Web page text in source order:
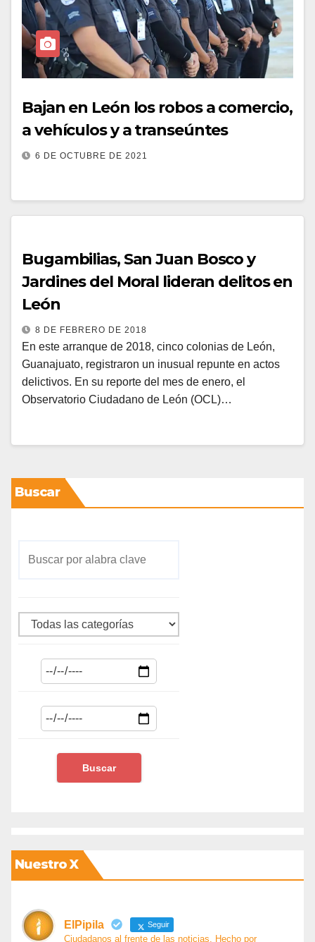
Bajan en León los robos a comercio,
a vehículos y a transeúntes
6 DE OCTUBRE DE 2021
Bugambilias, San Juan Bosco y
Jardines del Moral lideran delitos en
León
8 DE FEBRERO DE 2018
En este arranque de 2018, cinco colonias de León,
Guanajuato, registraron un inusual repunte en actos
delictivos. En su reporte del mes de enero, el
Observatorio Ciudadano de León (OCL)…
Buscar
Nuestro X
ElPipila Seguir
Ciudadanos al frente de las noticias. Hecho por